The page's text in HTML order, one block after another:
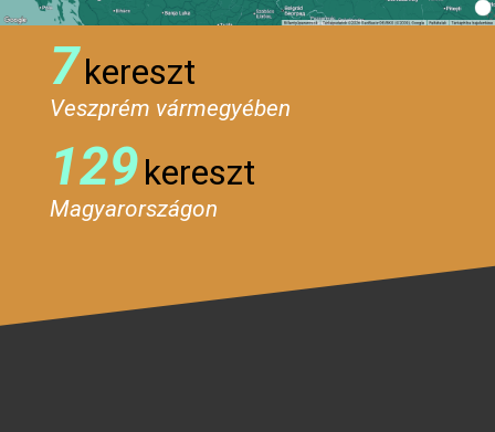
7kereszt
Veszprém vármegyében
129kereszt
Magyarországon